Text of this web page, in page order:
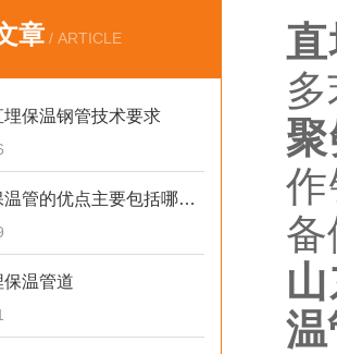
章 / ARTICLE
保温钢管技术要求
聚氨酯硬泡保温管的优点主要包括哪几点？
温管道
温